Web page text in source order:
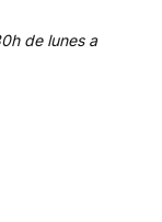
de lunes a